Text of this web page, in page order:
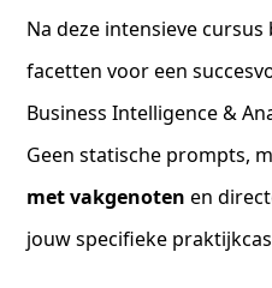
Na deze intensieve
facetten voor een
Business Intelligence &
Geen statische prompts,
met vakgenoten en
jouw specifieke